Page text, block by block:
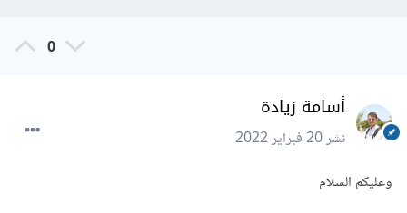
0
أسامة زيادة
نشر20 فبراير 2022
وعليكم السلام